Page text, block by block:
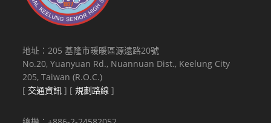
地址：205 基隆市暖暖區源遠路20號
No.20, Yuanyuan Rd., Nuannuan Dist., Keelung City
205, Taiwan (R.O.C.)
[ 交通資訊 ] [規劃路線 ]